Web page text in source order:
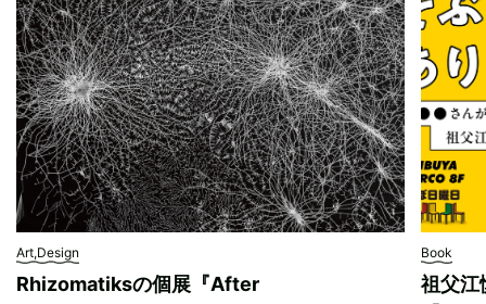
Art,Design
Rhizomatiksの個展『After
Book
祖父江